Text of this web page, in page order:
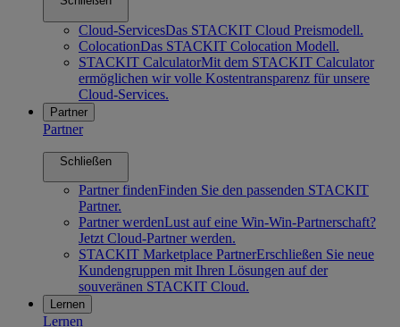
Cloud-ServicesDas STACKIT Cloud Preismodell.
ColocationDas STACKIT Colocation Modell.
STACKIT CalculatorMit dem STACKIT Calculator
ermöglichen wir volle Kostentransparenz für unsere
Cloud-Services.
Partner
Partner
Schließen
Partner findenFinden Sie den passenden STACKIT
Partner.
Partner werdenLust auf eine Win-Win-Partnerschaft?
Jetzt Cloud-Partner werden.
STACKIT Marketplace PartnerErschließen Sie neue
Kundengruppen mit Ihren Lösungen auf der
souveränen STACKIT Cloud.
Lernen
Lernen